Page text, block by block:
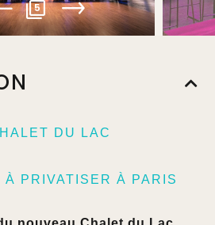
5
DU LAC
À PRIVATISER À PARIS